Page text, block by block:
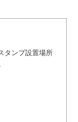
タンプ設置場所